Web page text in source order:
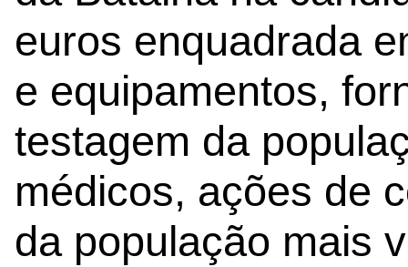
euros enquadrada
e equipamentos,
testagem da
médicos, ações de
da população mais